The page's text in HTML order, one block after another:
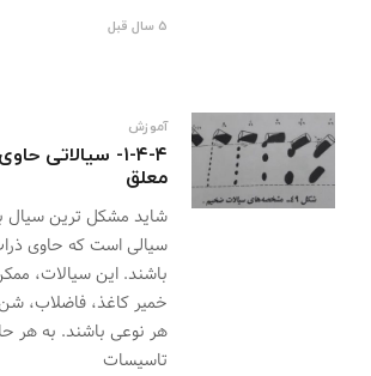
5 سال قبل
آموزش
۱-۴-۴- سیالاتی
معلق
شاید مشکل ترین سیال
سیالی است که حاوی
باشند. این سیالات،
خمیر کاغذ، فاضلاب،
هر نوعی باشند. به هر
تاسیسات